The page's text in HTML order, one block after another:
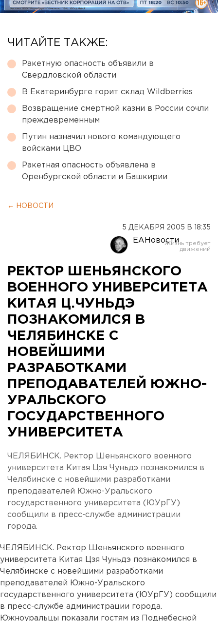
ЧИТАЙТЕ ТАКЖЕ:
Ракетную опасность объявили в
Свердловской области
В Екатеринбурге горит склад Wildberries
Возвращение смертной казни в России сочли
преждевременным
Путин назначил нового командующего
войсками ЦВО
Ракетная опасность объявлена в
Оренбургской области и Башкирии
← НОВОСТИ
5 ДЕКАБРЯ 2005 В 18:35
ЕАНовости
РЕКТОР ШЕНЬЯНСКОГО
ВОЕННОГО УНИВЕРСИТЕТА
КИТАЯ Ц.ЧУНЬДЭ
ПОЗНАКОМИЛСЯ В
ЧЕЛЯБИНСКЕ С
НОВЕЙШИМИ
РАЗРАБОТКАМИ
ПРЕПОДАВАТЕЛЕЙ ЮЖНО-
УРАЛЬСКОГО
ГОСУДАРСТВЕННОГО
УНИВЕРСИТЕТА
ЧЕЛЯБИНСК. Ректор Шеньянского военного
университета Китая Цзя Чуньдэ познакомился в
Челябинске с новейшими разработками
преподавателей Южно-Уральского
государственного университета (ЮУрГУ)
сообщили в пресс-службе администрации
города.
ЧЕЛЯБИНСК. Ректор Шеньянского военного
университета Китая Цзя Чуньдэ познакомился в
Челябинске с новейшими разработками
преподавателей Южно-Уральского
государственного университета (ЮУрГУ) сообщили
в пресс-службе администрации города.
Южноуральцы показали гостям из Поднебесной